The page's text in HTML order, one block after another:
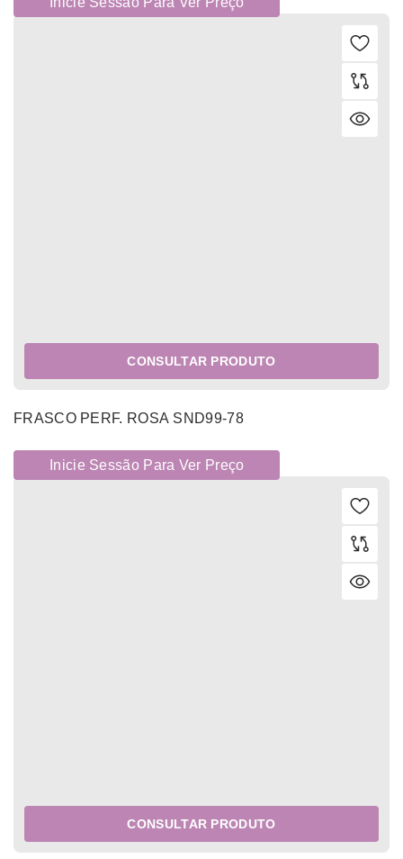
CONSULTAR PRODUTO
FRASCO PERF. ROSA SND99-78
Inicie Sessão Para Ver Preço
CONSULTAR PRODUTO